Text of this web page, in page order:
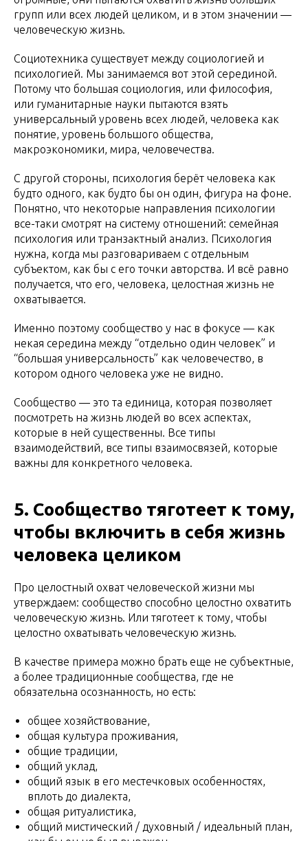
групп или всех людей целиком, и в этом значении —
человеческую жизнь.
Социотехника существует между социологией и
психологией. Мы занимаемся вот этой серединой.
Потому что большая социология, или философия,
или гуманитарные науки пытаются взять
универсальный уровень всех людей, человека как
понятие, уровень большого общества,
макроэкономики, мира, человечества.
С другой стороны, психология берёт человека как
будто одного, как будто бы он один, фигура на фоне.
Понятно, что некоторые направления психологии
все-таки смотрят на систему отношений: семейная
психология или транзактный анализ. Психология
нужна, когда мы разговариваем с отдельным
субъектом, как бы с его точки авторства. И всё равно
получается, что его, человека, целостная жизнь не
охватывается.
Именно поэтому сообщество у нас в фокусе — как
некая середина между “отдельно один человек” и
“большая универсальность” как человечество, в
котором одного человека уже не видно.
Сообщество — это та единица, которая позволяет
посмотреть на жизнь людей во всех аспектах,
которые в ней существенны. Все типы
взаимодействий, все типы взаимосвязей, которые
важны для конкретного человека.
5. Сообщество тяготеет к тому,
чтобы включить в себя жизнь
человека целиком
Про целостный охват человеческой жизни мы
утверждаем: сообщество способно целостно охватить
человеческую жизнь. Или тяготеет к тому, чтобы
целостно охватывать человеческую жизнь.
В качестве примера можно брать еще не субъектные,
а более традиционные сообщества, где не
обязательна осознанность, но есть:
общее хозяйствование,
общая культура проживания,
общие традиции,
общий уклад,
общий язык в его местечковых особенностях,
вплоть до диалекта,
общая ритуалистика,
общий мистический / духовный / идеальный план,